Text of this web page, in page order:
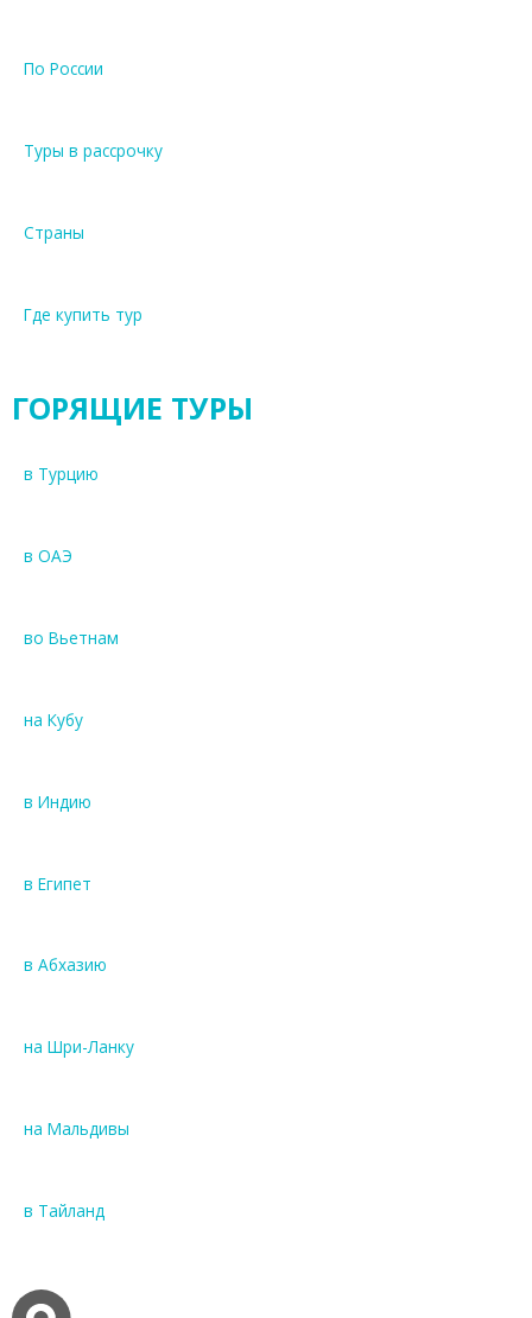
По России
Туры в рассрочку
Страны
Где купить тур
ГОРЯЩИЕ ТУРЫ
в Турцию
в ОАЭ
во Вьетнам
на Кубу
в Индию
в Египет
в Абхазию
на Шри-Ланку
на Мальдивы
в Тайланд